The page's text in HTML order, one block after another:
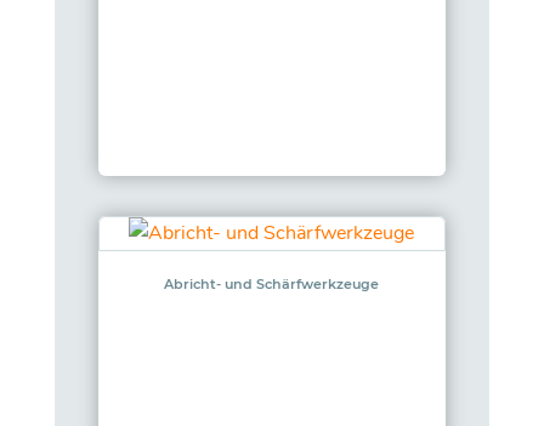
Abricht- und Schärfwerkzeuge